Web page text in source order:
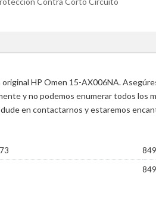
HP Omen 15-AX006NA.
y no podemos enumerar todos
en contactarnos y estaremos